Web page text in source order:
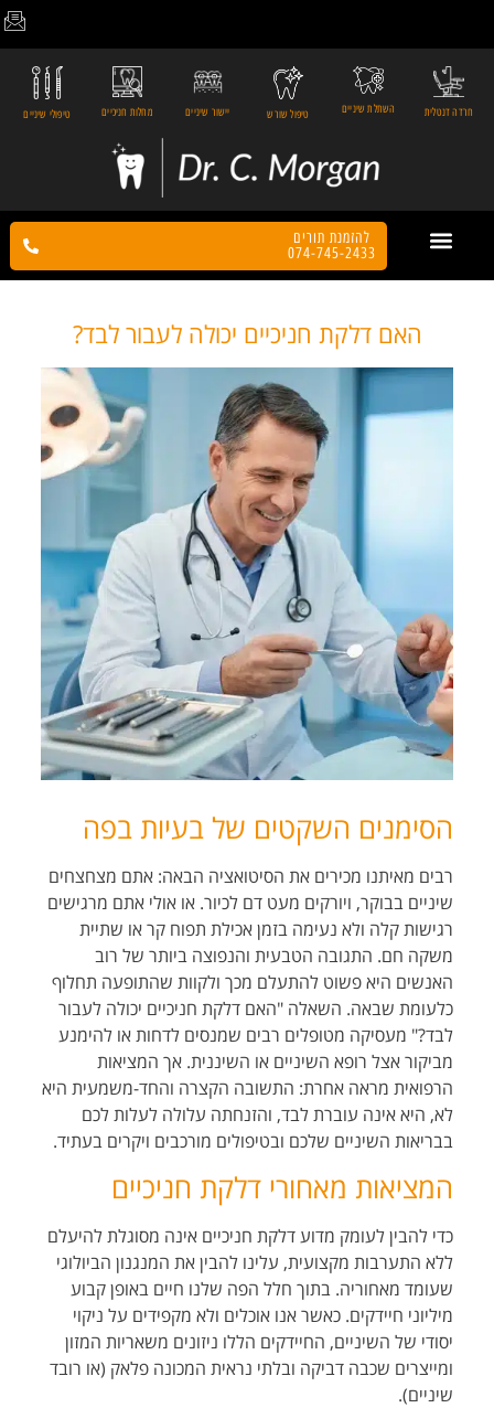
חרדה דנטלית השתלת שיניים טיפול שורש יישור שיניים מחלות חניכיים טיפולי שיניים
להזמנת תורים
074-745-2433
האם דלקת חניכיים יכולה לעבור לבד?
הסימנים השקטים של בעיות בפה
רבים מאיתנו מכירים את הסיטואציה הבאה: אתם מצחצחים
שיניים בבוקר, ויורקים מעט דם לכיור. או אולי אתם מרגישים
רגישות קלה ולא נעימה בזמן אכילת תפוח קר או שתיית
משקה חם. התגובה הטבעית והנפוצה ביותר של רוב
האנשים היא פשוט להתעלם מכך ולקוות שהתופעה תחלוף
כלעומת שבאה. השאלה "האם דלקת חניכיים יכולה לעבור
לבד?" מעסיקה מטופלים רבים שמנסים לדחות או להימנע
מביקור אצל רופא השיניים או השיננית. אך המציאות
הרפואית מראה אחרת: התשובה הקצרה והחד-משמעית היא
לא, היא אינה עוברת לבד, והזנחתה עלולה לעלות לכם
בבריאות השיניים שלכם ובטיפולים מורכבים ויקרים בעתיד.
המציאות מאחורי דלקת חניכיים
כדי להבין לעומק מדוע דלקת חניכיים אינה מסוגלת להיעלם
ללא התערבות מקצועית, עלינו להבין את המנגנון הביולוגי
שעומד מאחוריה. בתוך חלל הפה שלנו חיים באופן קבוע
מיליוני חיידקים. כאשר אנו אוכלים ולא מקפידים על ניקוי
יסודי של השיניים, החיידקים הללו ניזונים משאריות המזון
ומייצרים שכבה דביקה ובלתי נראית המכונה פלאק (או רובד
שיניים).